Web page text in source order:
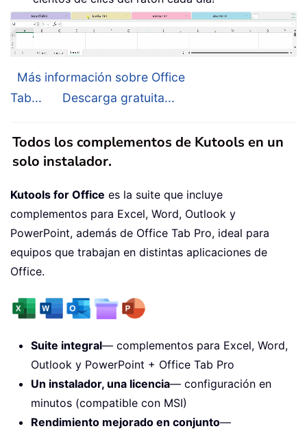
Más información sobre Office
Tab...
Descarga gratuita...
Todos los complementos de Kutools en un
solo instalador.
Kutools for Office es la suite que incluye
complementos para Excel, Word, Outlook y
PowerPoint, además de Office Tab Pro, ideal para
equipos que trabajan en distintas aplicaciones de
Office.
Suite integral— complementos para Excel, Word,
Outlook y PowerPoint + Office Tab Pro
Un instalador, una licencia— configuración en
minutos (compatible con MSI)
Rendimiento mejorado en conjunto—